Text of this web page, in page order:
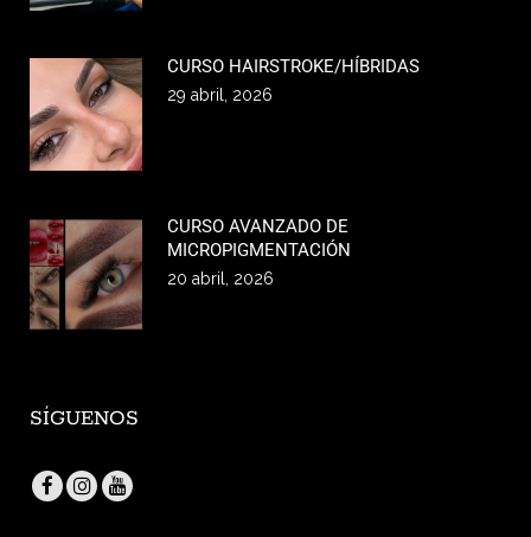
CURSO HAIRSTROKE/HÍBRIDAS
29 abril, 2026
CURSO AVANZADO DE
MICROPIGMENTACIÓN
20 abril, 2026
SÍGUENOS